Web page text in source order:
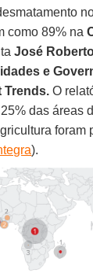
como 89% na
José
e
Trends. O
das áreas
foram
).